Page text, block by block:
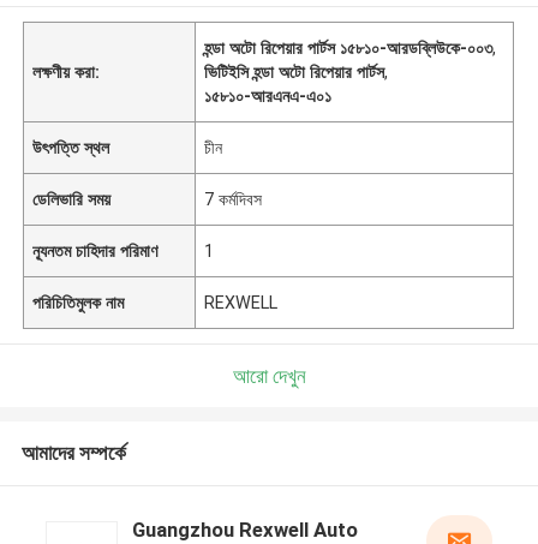
লক্ষণীয় করা:
হন্ডা অটো রিপেয়ার পার্টস ১৫৮১০-আরডব্লিউকে-০০৩,
ভিটিইসি হন্ডা অটো রিপেয়ার পার্টস,
১৫৮১০-আরএনএ-এ০১
উৎপত্তি স্থল চীন
ডেলিভারি সময় 7 কর্মদিবস
ন্যূনতম চাহিদার পরিমাণ 1
পরিচিতিমুলক নাম REXWELL
আরো দেখুন
আমাদের সম্পর্কে
Guangzhou Rexwell Auto